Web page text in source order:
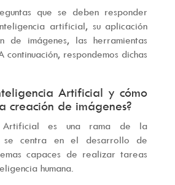
que se deben responder
artificial, su aplicación
de imágenes, las herramientas
continuación, respondemos dichas
Artificial y cómo
creación de imágenes?
Artificial es una rama de la
se centra en el desarrollo de
capaces de realizar tareas
humana.